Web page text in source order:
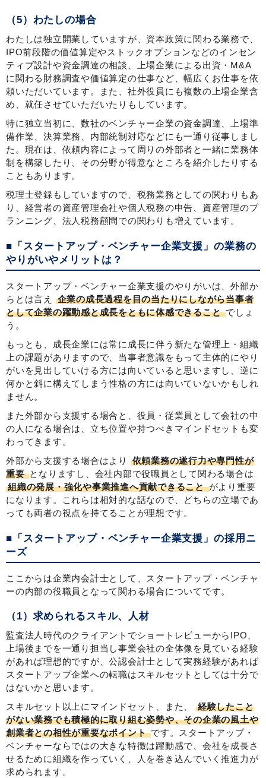
（5）わたしの場合
わたしは独立開業していますが、資本政策に関わる業務で、
IPO前段階の価値算定やストックオプションなどのインセン
ティブ設計や資金調達の相談、上場企業による出資・M&A
に関わる財務調査や価値算定の仕事など、幅広くお仕事を依
頼いただいています。また、社外役員にも複数の上場企業含
め、就任させていただいたりもしています。
特に独立当初に、数社のベンチャー企業の資金調達、上場準
備作業、決算業務、内部統制対応などにも一通り従事しまし
た。現在は、依頼内容によって周りの外部者と一緒に業務体
制を構築したり、その分野が得意なところを紹介したりする
こともあります。
税理士登録もしていますので、税務業務としての関わりもあ
り、経営者の資産管理会社や個人税務の申告、資産管理のプ
ランニング、法人税務顧問での関わりも増えています。
■「スタートアップ・ベンチャー企業支援」の業務の
やりがいやメリットは？
スタートアップ・ベンチャー企業支援のやりがいは、外部か
らとは言え
企業の成長過程を目の当たりにしながら当事者
として企業の躍動感と成長をともに体感できること でしょ
う。
もっとも、成長企業には常に成長に伴う新たな管理上・組織
上の課題がありますので、当事者意識をもって主体的にやり
がいを見出していける方には向いていると思いますし、逆に
何かと斜に構えてしまう性格の方には向いていないかもしれ
ません。
また外部から支援する場合と、役員・従業員として会社の中
の人になる場合は、立ち位置や持つべきマインドセットも変
わってきます。
外部から支援する場合はより
依頼業務の遂行力や専門性が
重要 となりますし、会社内部で役職員として関わる場合は
組織の発展・強化や事業推進へ貢献できることがより重要
になります。これらは相対的な話なので、どちらの立場であ
っても両者の視点を持てることが理想です。
■「スタートアップ・ベンチャー企業支援」の採用ニ
ーズ
ここからは企業内会計士として、スタートアップ・ベンチャ
ーの内部の役職員となって関わる場合についてです。
（1）求められるスキル、人材
監査法人時代のクライアントでショートレビューからIPO、
上場後までを一通り担当し事業会社の全体像を見ている経験
があれば理想的ですが、公認会計士として実務経験があれば
スタートアップ企業への転職はスキルセットとしては十分で
はないかと思います。
スキルセット以上にマインドセット、また、
経験したこと
がない業務でも積極的に取り組む姿勢や、その企業の風土や
創業者との相性が重要なポイント です。スタートアップ・
ベンチャーならではの大きな特徴は躍動感で、会社を成長さ
せるために組織を作っていく、人を巻き込んでいく推進力が
求められます。